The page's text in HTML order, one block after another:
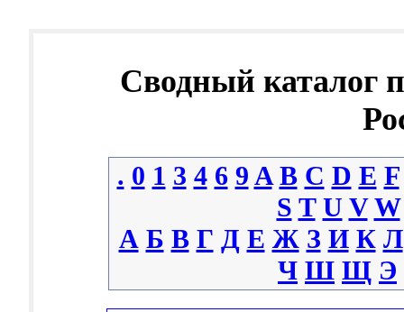
Сводный каталог
. 0 1 3 4 6 9 A B C D E F
S T U V W
А Б В Г Д Е Ж З И К Л
Ч Ш Щ Э